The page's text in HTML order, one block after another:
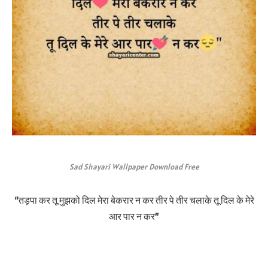
Sad Shayari Wallpaper Download Free
“तड़पा कर तू मुझको दिल मेरा बेकरार न कर तीर पे तीर चलाके तू दिल के मेरे
आर पार न कर”